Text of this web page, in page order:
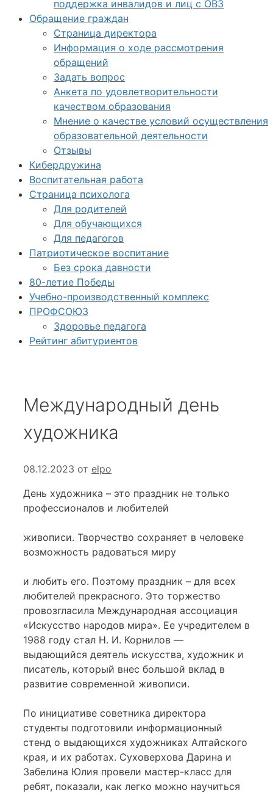
поддержка инвалидов и лиц с ОВЗ
Обращение граждан
Страница директора
Информация о ходе рассмотрения
обращений
Задать вопрос
Анкета по удовлетворительности
качеством образования
Мнение о качестве условий осуществления
образовательной деятельности
Отзывы
Кибердружина
Воспитательная работа
Страница психолога
Для родителей
Для обучающихся
Для педагогов
Патриотическое воспитание
Без срока давности
80-летие Победы
Учебно-производственный комплекс
ПРОФСОЮЗ
Здоровье педагога
Рейтинг абитуриентов
Международный день
художника
08.12.2023 от elpo
День художника – это праздник не только
профессионалов и любителей
живописи. Творчество сохраняет в человеке
возможность радоваться миру
и любить его. Поэтому праздник – для всех
любителей прекрасного. Это торжество
провозгласила Международная ассоциация
«Искусство народов мира». Ее учредителем в
1988 году стал Н. И. Корнилов —
выдающийся деятель искусства, художник и
писатель, который внес большой вклад в
развитие современной живописи.
По инициативе советника директора
студенты подготовили информационный
стенд о выдающихся художниках Алтайского
края, и их работах. Суховерхова Дарина и
Забелина Юлия провели мастер-класс для
ребят, показали, как легко можно научиться